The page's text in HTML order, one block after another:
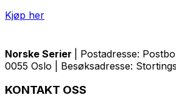
Kjøp her
Norske Serier
| Postadresse:
0055 Oslo | Besøksadresse:
KONTAKT OSS